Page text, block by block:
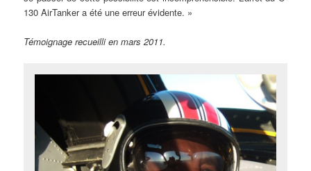
130 AirTanker a été une erreur évidente. »
Témoignage recueilli en mars 2011.